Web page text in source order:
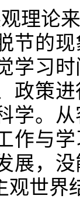
理论
节的
学习
政策
学。
作与
展，
观世界